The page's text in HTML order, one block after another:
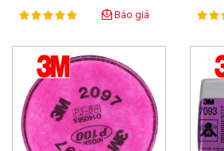
Rating:
100% Báo giá 100%